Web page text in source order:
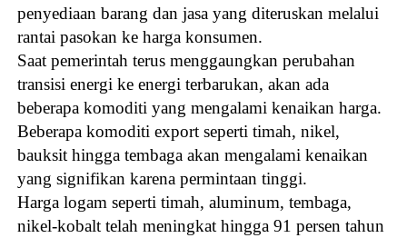
penyediaan barang dan jasa yang diteruskan melalui
rantai pasokan ke harga konsumen.
Saat pemerintah terus menggaungkan perubahan
transisi energi ke energi terbarukan, akan ada
beberapa komoditi yang mengalami kenaikan harga.
Beberapa komoditi export seperti timah, nikel,
bauksit hingga tembaga akan mengalami kenaikan
yang signifikan karena permintaan tinggi.
Harga logam seperti timah, aluminum, tembaga,
nikel-kobalt telah meningkat hingga 91 persen tahun